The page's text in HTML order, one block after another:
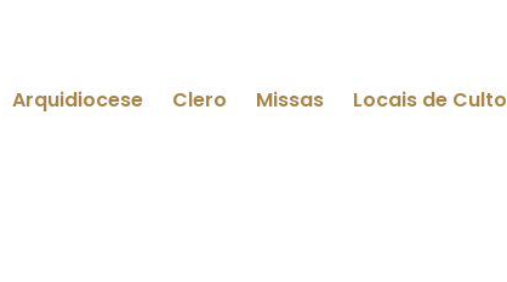
Arquidiocese Clero Missas Locais de Culto